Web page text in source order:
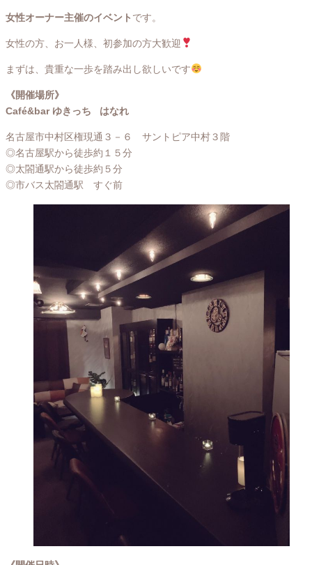
女性オーナー主催のイベント です。
女性の方、お一人様、初参加の方大歓迎
まずは、貴重な一歩を踏み出し欲しいです
《開催場所》
Café&bar ゆきっち はなれ
名古屋市中村区権現通３－６ サントピア中村３階
◎名古屋駅から徒歩約１５分
◎太閤通駅から徒歩約５分
◎市バス太閤通駅 すぐ前